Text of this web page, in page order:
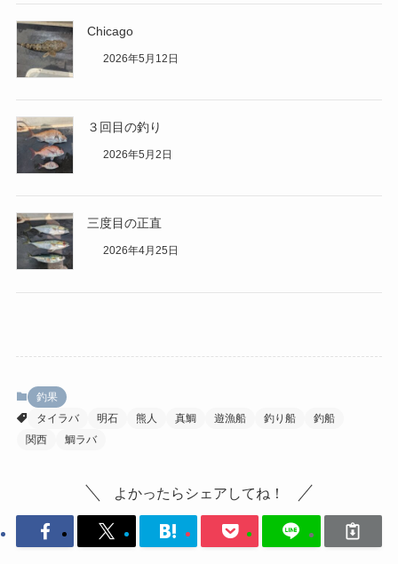
Chicago
2026年5月12日
３回目の釣り
2026年5月2日
三度目の正直
2026年4月25日
釣果
タイラバ
明石 熊人 真鯛 遊漁船 釣り船
釣船
関西
鯛ラバ
よかったらシェアしてね！